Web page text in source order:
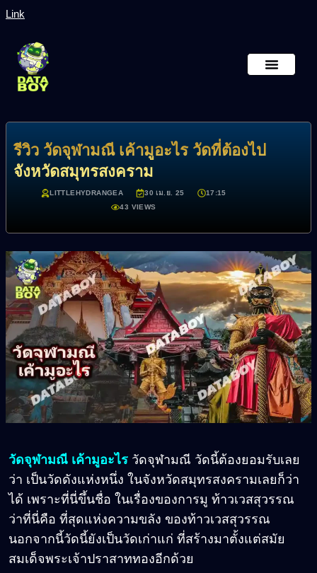
Link
รีวิว วัดจุฬามณี เค้ามูอะไร วัดที่ต้องไป
จังหวัดสมุทรสงคราม
LITTLEHYDRANGEA 30 เม.ย. 25
17:15
43 VIEWS
วัดจุฬามณี เค้ามูอะไร วัดจุฬามณี วัดนี้ต้องยอมรับเลย
ว่า เป็นวัดดังแห่งหนึ่ง ในจังหวัดสมุทรสงครามเลยก็ว่า
ได้ เพราะที่นี่ขึ้นชื่อ ในเรื่องของการมู ท้าวเวสสุวรรณ
ว่าที่นี่คือ ที่สุดแห่งความขลัง ของท้าวเวสสุวรรณ
นอกจากนี้วัดนี้ยังเป็นวัดเก่าแก่ ที่สร้างมาตั้งแต่สมัย
สมเด็จพระเจ้าปราสาททองอีกด้วย